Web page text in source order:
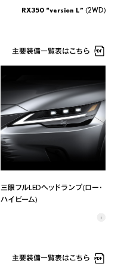
RX350 “F SPORT” (AWD)
RX350 “version L”(2WD)
主要装備一覧表はこちら
三眼フルLEDヘッドランプ(ロー・
ハイビーム)
主要装備一覧表はこちら